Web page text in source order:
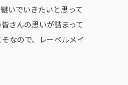
いでいきたいと思って
さんの思いが詰まって
なので、レーベルメイ